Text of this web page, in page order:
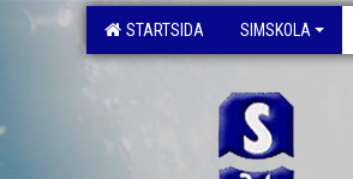
STARTSIDA SIMSKOLA